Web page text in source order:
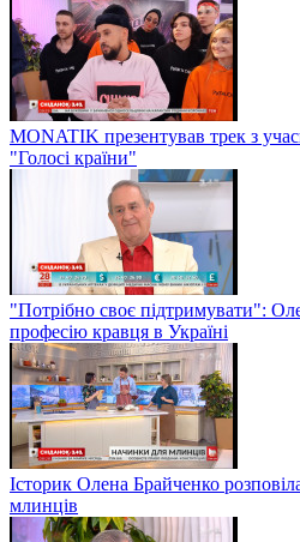
MONATIK презентував трек з
"Голосі країни"
"Потрібно своє підтримувати":
професію кравця в Україні
Історик Олена Брайченко розповіла
млинців